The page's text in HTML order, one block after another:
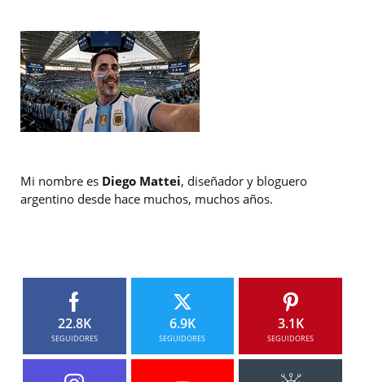
Mi nombre es Diego Mattei, diseñador y bloguero
argentino desde hace muchos, muchos años.
22.8K
SEGUIDORES
6.9K
SEGUIDORES
3.1K
SEGUIDORES